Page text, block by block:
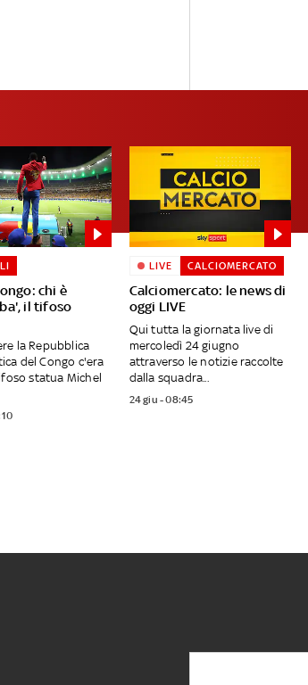
chi è
il tifoso
la Repubblica
del Congo c'era
statua Michel
Calciomercato: le news di
oggi LIVE
LIVE CALCIOMERCATO
Qui tutta la giornata live di
mercoledì 24 giugno
attraverso le notizie raccolte
dalla squadra...
24 giu - 08:45